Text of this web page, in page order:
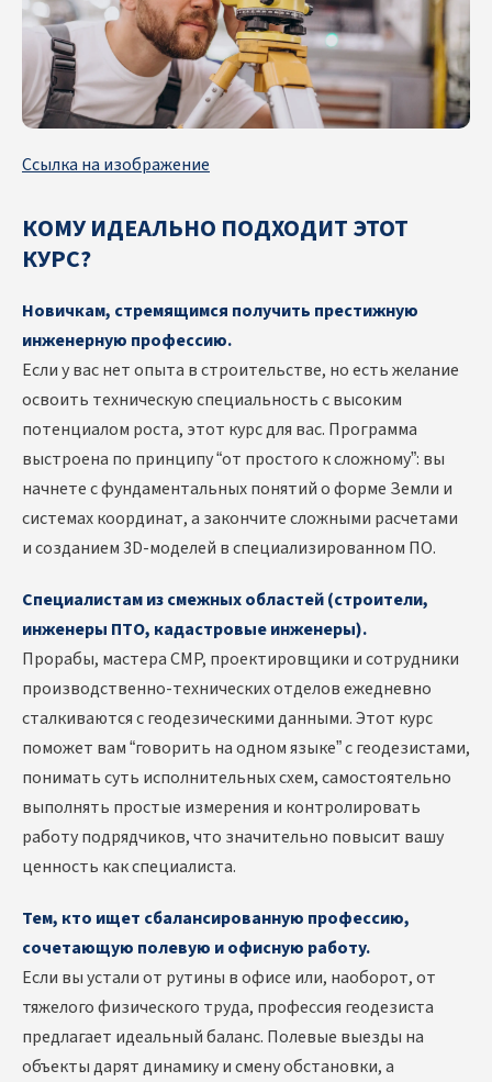
Ссылка на изображение
КОМУ ИДЕАЛЬНО ПОДХОДИТ ЭТОТ
КУРС?
Новичкам, стремящимся получить престижную
инженерную профессию.
Если у вас нет опыта в строительстве, но есть желание
освоить техническую специальность с высоким
потенциалом роста, этот курс для вас. Программа
выстроена по принципу “от простого к сложному”: вы
начнете с фундаментальных понятий о форме Земли и
системах координат, а закончите сложными расчетами
и созданием 3D-моделей в специализированном ПО.
Специалистам из смежных областей (строители,
инженеры ПТО, кадастровые инженеры).
Прорабы, мастера СМР, проектировщики и сотрудники
производственно-технических отделов ежедневно
сталкиваются с геодезическими данными. Этот курс
поможет вам “говорить на одном языке” с геодезистами,
понимать суть исполнительных схем, самостоятельно
выполнять простые измерения и контролировать
работу подрядчиков, что значительно повысит вашу
ценность как специалиста.
Тем, кто ищет сбалансированную профессию,
сочетающую полевую и офисную работу.
Если вы устали от рутины в офисе или, наоборот, от
тяжелого физического труда, профессия геодезиста
предлагает идеальный баланс. Полевые выезды на
объекты дарят динамику и смену обстановки, а